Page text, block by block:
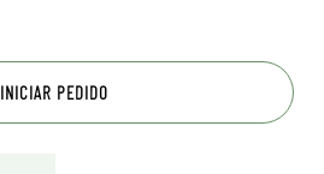
INICIAR PEDIDO